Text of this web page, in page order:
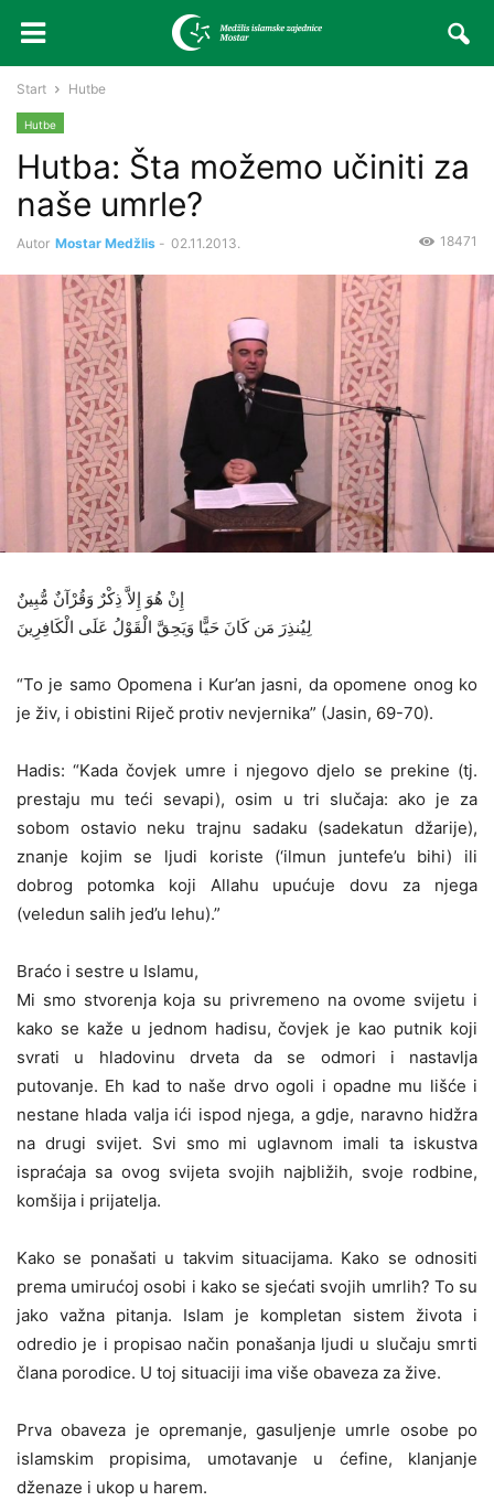
Start Hutbe
Hutbe
Hutba: Šta možemo učiniti za
naše umrle?
Autor Mostar Medžlis - 02.11.2013. 18471
إِنْ هُوَ إِلاَّ ذِكْرٌ وَقُرْآنٌ مُّبِينٌ
لِيُنذِرَ مَن كَانَ حَيًّا وَيَحِقَّ الْقَوْلُ عَلَى الْكَافِرِينَ
“To je samo Opomena i Kur’an jasni, da opomene onog ko
je živ, i obistini Riječ protiv nevjernika” (Jasin, 69-70).
Hadis: “Kada čovjek umre i njegovo djelo se prekine (tj.
prestaju mu teći sevapi), osim u tri slučaja: ako je za
sobom ostavio neku trajnu sadaku (sadekatun džarije),
znanje kojim se ljudi koriste (‘ilmun juntefe’u bihi) ili
dobrog potomka koji Allahu upućuje dovu za njega
(veledun salih jed’u lehu).”
Braćo i sestre u Islamu,
Mi smo stvorenja koja su privremeno na ovome svijetu i
kako se kaže u jednom hadisu, čovjek je kao putnik koji
svrati u hladovinu drveta da se odmori i nastavlja
putovanje. Eh kad to naše drvo ogoli i opadne mu lišće i
nestane hlada valja ići ispod njega, a gdje, naravno hidžra
na drugi svijet. Svi smo mi uglavnom imali ta iskustva
ispraćaja sa ovog svijeta svojih najbližih, svoje rodbine,
komšija i prijatelja.
Kako se ponašati u takvim situacijama. Kako se odnositi
prema umirućoj osobi i kako se sjećati svojih umrlih? To su
jako važna pitanja. Islam je kompletan sistem života i
odredio je i propisao način ponašanja ljudi u slučaju smrti
člana porodice. U toj situaciji ima više obaveza za žive.
Prva obaveza je opremanje, gasuljenje umrle osobe po
islamskim propisima, umotavanje u ćefine, klanjanje
dženaze i ukop u harem.